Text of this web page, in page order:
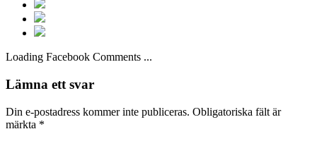
Loading Facebook Comments ...
Lämna ett svar
Din e-postadress kommer inte publiceras. Obligatoriska fält är
märkta *